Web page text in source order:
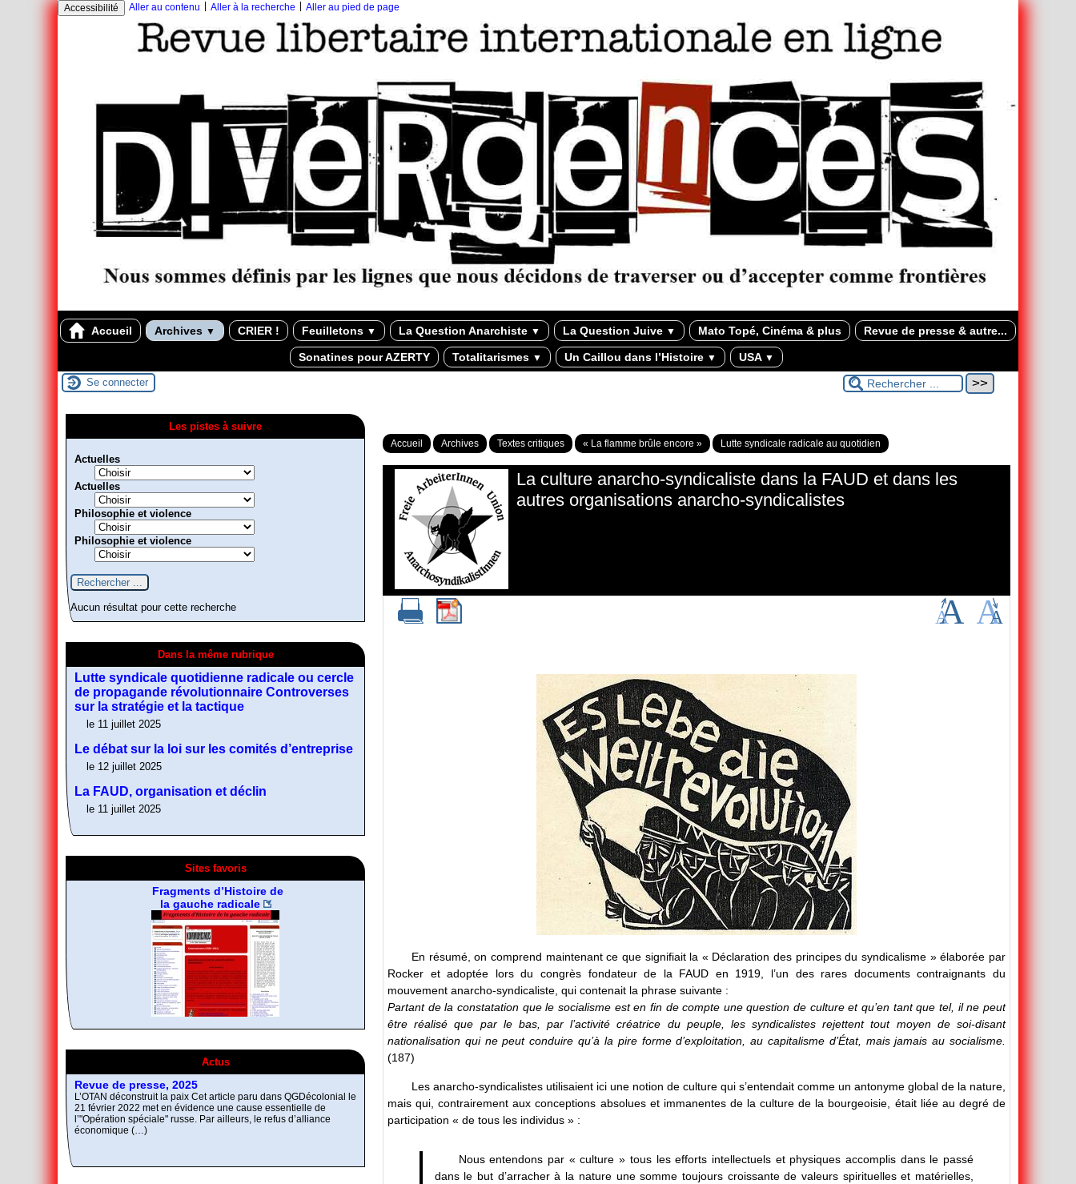
Accessibilité Aller au contenu Aller à la recherche Aller au pied de page
Accueil Archives ▼ CRIER ! Feuilletons ▼ La Question Anarchiste ▼ La Question Juive ▼ Mato Topé, Cinéma & plus Revue de presse & autre...
Sonatines pour AZERTY Totalitarismes ▼ Un Caillou dans l’Histoire ▼ USA ▼
Se connecter
Accueil Archives Textes critiques « La flamme brûle encore » Lutte syndicale radicale au quotidien
La culture anarcho-syndicaliste dans la FAUD et dans les
autres organisations anarcho-syndicalistes
En résumé, on comprend maintenant ce que signifiait la « Déclaration des principes du syndicalisme » élaborée par
Rocker et adoptée lors du congrès fondateur de la FAUD en 1919, l’un des rares documents contraignants du
mouvement anarcho-syndicaliste, qui contenait la phrase suivante :
Partant de la constatation que le socialisme est en fin de compte une question de culture et qu’en tant que tel, il ne peut
être réalisé que par le bas, par l’activité créatrice du peuple, les syndicalistes rejettent tout moyen de soi-disant
nationalisation qui ne peut conduire qu’à la pire forme d’exploitation, au capitalisme d’État, mais jamais au socialisme.
(187)
Les anarcho-syndicalistes utilisaient ici une notion de culture qui s’entendait comme un antonyme global de la nature,
mais qui, contrairement aux conceptions absolues et immanentes de la culture de la bourgeoisie, était liée au degré de
participation « de tous les individus » :
Nous entendons par « culture » tous les efforts intellectuels et physiques accomplis dans le passé
dans le but d’arracher à la nature une somme toujours croissante de valeurs spirituelles et matérielles,
Les pistes à suivre
Actuelles
Actuelles
Philosophie et violence
Philosophie et violence
Aucun résultat pour cette recherche
Dans la même rubrique
Lutte syndicale quotidienne radicale ou cercle
de propagande révolutionnaire Controverses
sur la stratégie et la tactique
le 11 juillet 2025
Le débat sur la loi sur les comités d’entreprise
le 12 juillet 2025
La FAUD, organisation et déclin
le 11 juillet 2025
Sites favoris
Fragments d’Histoire de
A Contretemps, Bulletin
bibliographique
De la désobeissance
Résistance non-
Actus
Revue de presse, 2025
L’Autre et le Mal
Comment réunir les contraires antagonistes ?